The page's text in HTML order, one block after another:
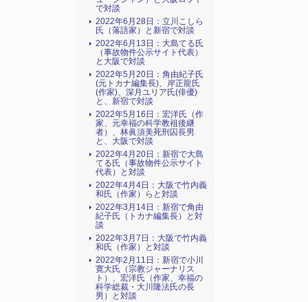
で対談
2022年6月28日：立川こしら
氏（落語家）と新宿で対談
2022年6月13日：大島てる氏
（事故物件公示サイト代表）
と大阪で対談
2022年5月20日：角由紀子氏
(元トカナ編集長)、岸正龍氏
(作家)、深月ユリア氏(俳優)
と、新宿で対談
2022年5月16日：宏洋氏（作
家、元幸福の科学教祖後継
者）、林眞須美死刑囚長男
と、大阪で対談
2022年4月20日：新宿で大島
てる氏（事故物件公示サイト
代表）と対談
2022年4月4日：大阪で竹内義
和氏（作家）らと対談
2022年3月14日：新宿で角由
紀子氏（トカナ編集長）と対
談
2022年3月7日：大阪で竹内義
和氏（作家）と対談
2022年2月11日：新宿で小川
寛大氏（宗教ジャーナリス
ト）、宏洋氏（作家、幸福の
科学総裁・大川隆法氏の長
男）と対談